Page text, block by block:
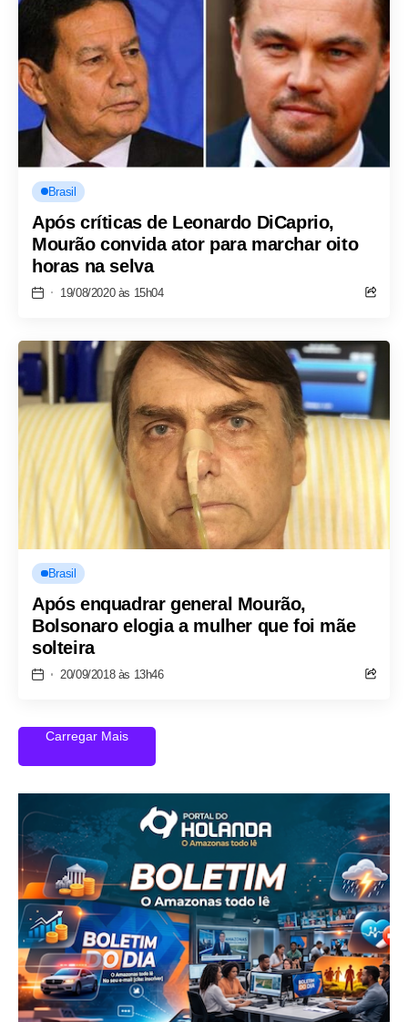
Brasil
Após críticas de Leonardo DiCaprio,
Mourão convida ator para marchar oito
horas na selva
19/08/2020 às 15h04
Brasil
Após enquadrar general Mourão,
Bolsonaro elogia a mulher que foi mãe
solteira
20/09/2018 às 13h46
Carregar Mais